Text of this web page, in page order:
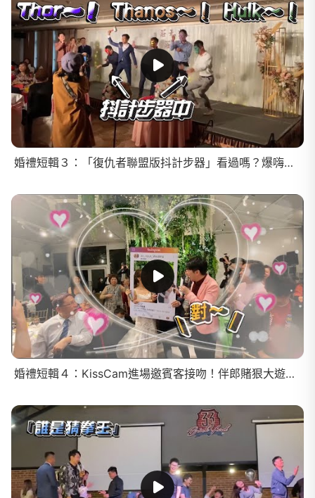
婚禮短輯３：「復仇者聯盟版抖計步器」看過嗎？爆嗨又超中二的原創婚禮遊戲！
婚禮短輯４：KissCam進場邀賓客接吻！伴郎賭狠大遊戲輸了要捐５千？摸彩全場一人獨得２萬５！